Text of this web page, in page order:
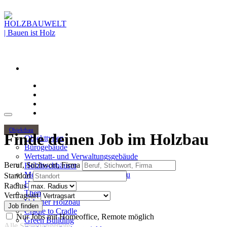
Objektbau
Objekttypen
Bürogebäude
Wertstatt- und Verwaltungsgebäude
Holzhochhäuser
Mehrgeschossiger Wohnungsbau
Hallenbau
Themen
Urbaner Holzbau
Cradle to Cradle
Green Building
Finde deinen Job im Holzbau
Beruf, Stichwort, Firma
Standort
Radius
Vertragsart
Nur Jobs mit Homeoffice, Remote möglich